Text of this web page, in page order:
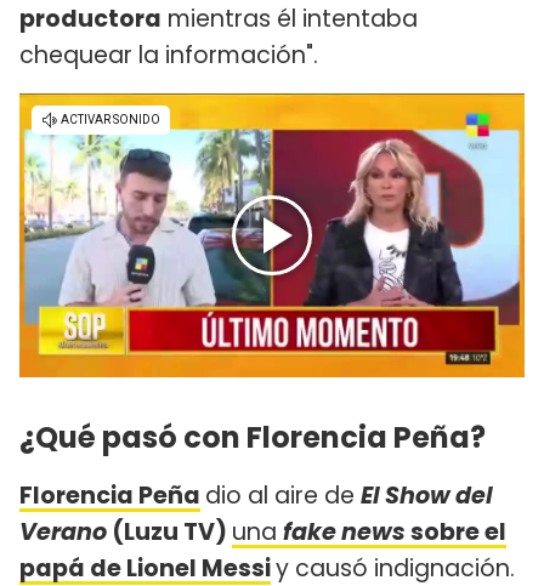
productora mientras él intentaba
chequear la información".
¿Qué pasó con Florencia Peña?
Florencia Peña dio al aire de El Show del
Verano (Luzu TV) una fake newssobre el
papá de Lionel Messiy causó indignación.